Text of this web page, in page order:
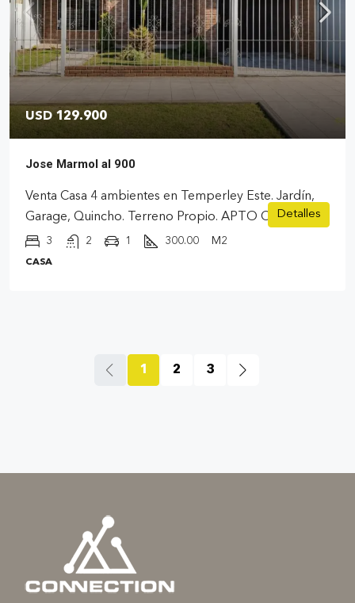
USD 129.900
Jose Marmol al 900
Venta Casa 4 ambientes en Temperley Este. Jardín,
Garage, Quincho. Terreno Propio. APTO CREDITO
3 2 1 300.00 M2
CASA
Detalles
1 2 3